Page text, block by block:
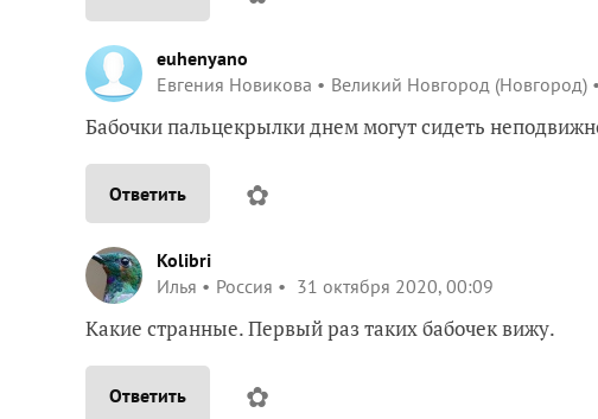
euhenyano
Евгения Новикова
Великий Новгород (Новгород)
Бабочки пальцекрылки днем могут сидеть
Ответить ✿
Kolibri
Илья
Россия 31 октября 2020, 00:09
Какие странные. Первый раз таких бабочек вижу.
Ответить ✿